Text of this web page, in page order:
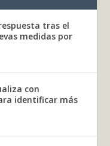
tras el
medidas por
con
identificar más